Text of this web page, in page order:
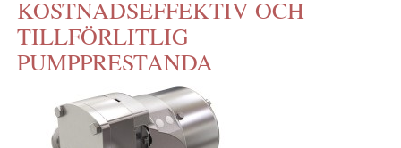
INS HEMSIDOR
OM OSS
KOSTNADSEFFEKTIV OCH
TILLFÖRLITLIG
PUMPPRESTANDA